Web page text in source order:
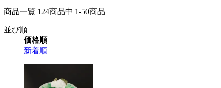
商品一覧 124商品中 1-50商品
並び順
価格順
新着順